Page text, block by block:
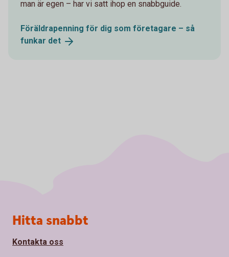
man är egen – har vi satt ihop en snabbguide.
Föräldrapenning för dig som företagare – så
funkar det
Sidfot
Hitta snabbt
Kontakta oss